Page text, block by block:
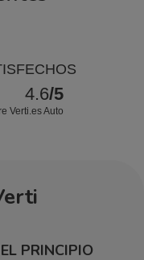
4.6/5
Verti.es Auto
PRINCIPIO